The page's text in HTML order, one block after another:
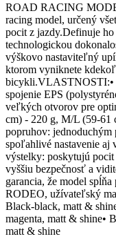
ROAD RACING
racing model, určený
pocit z jazdy.Definuje
technologickou
výškovo nastaviteľný
ktorom vyniknete
bicykli.VLASTNOSTI:•
spojenie EPS
veľkých otvorov pre
cm) - 220 g, M/L (59-61
popruhov: jednoduchým
spoľahlivé nastavenie aj
výstelky: poskytujú pocit
vyššiu bezpečnosť a
garancia, že model
RODEO, užívateľský
Black-black, matt &
magenta, matt & shine•
matt & shine